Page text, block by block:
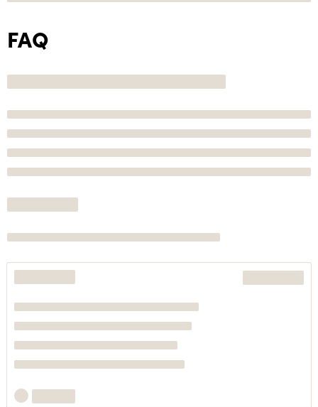
FAQ